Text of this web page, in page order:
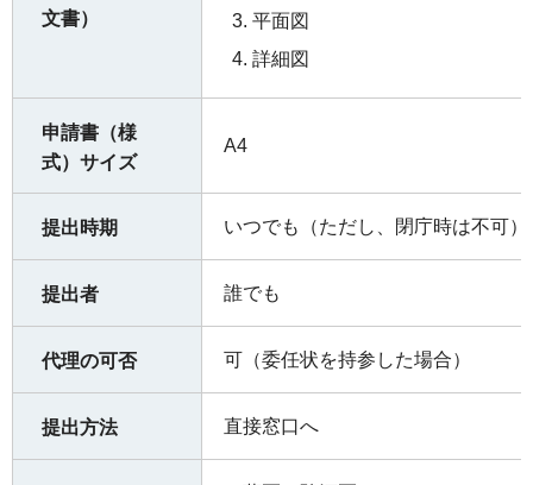
文書）
平面図
詳細図
申請書（様
式）サイズ
A4
提出時期 いつでも（ただし、閉庁時は不可）
提出者 誰でも
代理の可否 可（委任状を持参した場合）
提出方法 直接窓口へ